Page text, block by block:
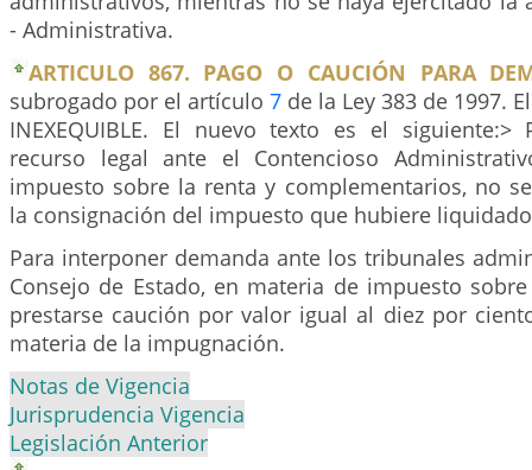
- Administrativa.
ARTICULO 867. PAGO O CAUCIÓN PARA
subrogado por el artículo 7 de la Ley 383 de 1997.
INEXEQUIBLE. El nuevo texto es el siguiente:>
recurso legal ante el Contencioso
impuesto sobre la renta y complementarios, no
la consignación del impuesto que hubiere
Para interponer demanda ante los tribunales
Consejo de Estado, en materia de impuesto
prestarse caución por valor igual al diez por
materia de la impugnación.
Notas de Vigencia
Jurisprudencia Vigencia
Legislación Anterior